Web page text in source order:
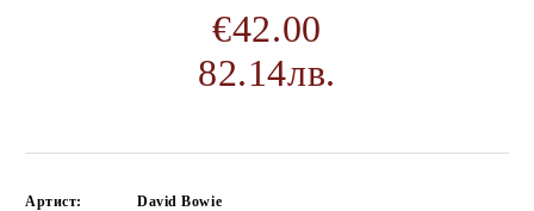
€42.00
82.14лв.
Артист:
David Bowie